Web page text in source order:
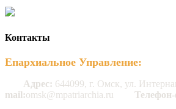
Контакты
Епархиальное Управление:
Адрес: 644099, г. Омск, ул.
mail:omsk@mpatriarchia.ru